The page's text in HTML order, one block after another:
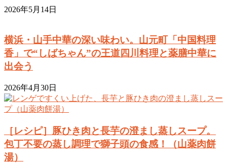
2026年5月14日
横浜・山手中華の深い味わい。山元町「中国料理
香」で“しばちゃん”の王道四川料理と薬膳中華に
出会う
2026年4月30日
［レシピ］豚ひき肉と長芋の澄まし蒸しスープ。
包丁不要の蒸し調理で獅子頭の食感！（山薬肉餅
湯）